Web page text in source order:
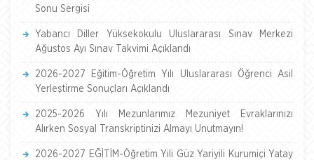
Sonu Sergisi
Yabancı Diller Yüksekokulu Uluslararası Sınav Merkezi
Ağustos Ayı Sınav Takvimi Açıklandı
2026-2027 Eğitim-Öğretim Yılı Uluslararası Öğrenci Asil
Yerleştirme Sonuçları Açıklandı
2025-2026 Yılı Mezunlarımız Mezuniyet Evraklarınızı
Alırken Sosyal Transkriptinizi Almayı Unutmayın!
2026-2027 EĞİTİM-Öğretim Yili Güz Yariyili Kurumiçi Yatay